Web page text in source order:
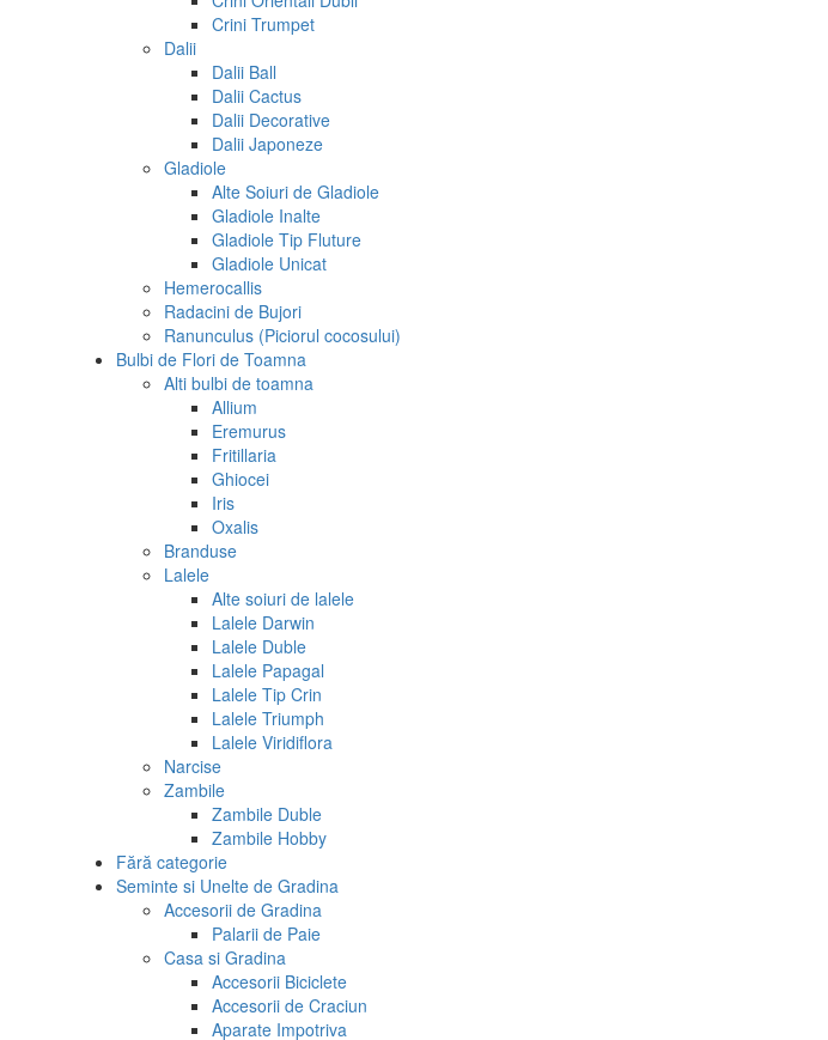
Crini Trumpet
Dalii
Dalii Ball
Dalii Cactus
Dalii Decorative
Dalii Japoneze
Gladiole
Alte Soiuri de Gladiole
Gladiole Inalte
Gladiole Tip Fluture
Gladiole Unicat
Hemerocallis
Radacini de Bujori
Ranunculus (Piciorul cocosului)
Bulbi de Flori de Toamna
Alti bulbi de toamna
Allium
Eremurus
Fritillaria
Ghiocei
Iris
Oxalis
Branduse
Lalele
Alte soiuri de lalele
Lalele Darwin
Lalele Duble
Lalele Papagal
Lalele Tip Crin
Lalele Triumph
Lalele Viridiflora
Narcise
Zambile
Zambile Duble
Zambile Hobby
Fără categorie
Seminte si Unelte de Gradina
Accesorii de Gradina
Palarii de Paie
Casa si Gradina
Accesorii Biciclete
Accesorii de Craciun
Aparate Impotriva